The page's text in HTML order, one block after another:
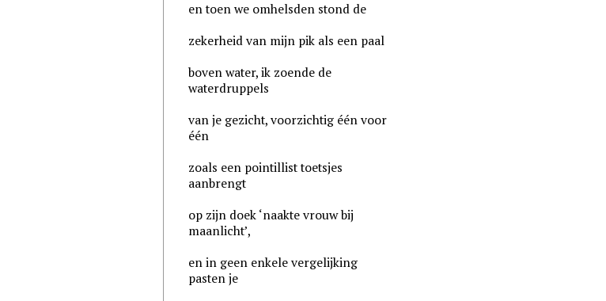
en toen we omhelsden stond de
zekerheid van mijn pik als een paal
boven water, ik zoende de
waterdruppels
van je gezicht, voorzichtig één voor
één
zoals een pointillist toetsjes
aanbrengt
op zijn doek ‘naakte vrouw bij
maanlicht’,
en in geen enkele vergelijking
pasten je